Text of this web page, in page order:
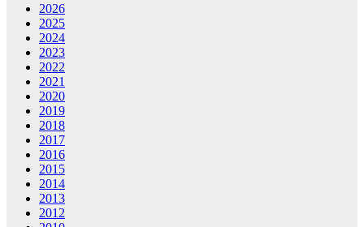
2026
2025
2024
2023
2022
2021
2020
2019
2018
2017
2016
2015
2014
2013
2012